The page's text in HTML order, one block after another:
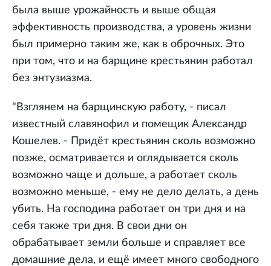
была выше урожайность и выше общая
эффективность производства, а уровень жизни
был примерно таким же, как в оброчных. Это
при том, что и на барщине крестьянин работал
без энтузиазма.
"Взглянем на барщинскую работу, - писал
известный славянофил и помещик Александр
Кошелев. - Придёт крестьянин сколь возможно
позже, осматривается и оглядывается сколь
возможно чаще и дольше, а работает сколь
возможно меньше, - ему не дело делать, а день
убить. На господина работает он три дня и на
себя также три дня. В свои дни он
обрабатывает земли больше и справляет все
домашние дела, и ещё имеет много свободного